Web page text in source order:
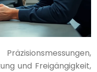
und Freigängigkeit,